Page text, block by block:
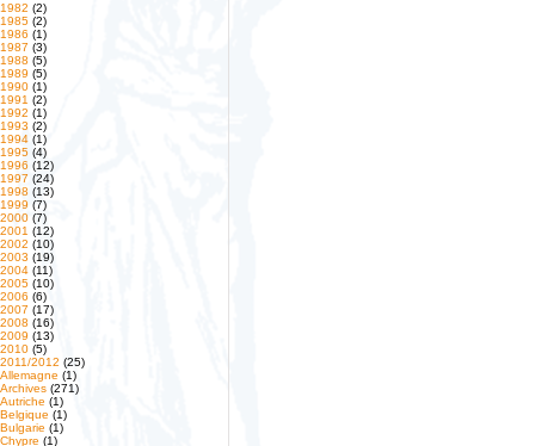
1982 (2)
1985 (2)
1986 (1)
1987 (3)
1988 (5)
1989 (5)
1990 (1)
1991 (2)
1992 (1)
1993 (2)
1994 (1)
1995 (4)
1996 (12)
1997 (24)
1998 (13)
1999 (7)
2000 (7)
2001 (12)
2002 (10)
2003 (19)
2004 (11)
2005 (10)
2006 (6)
2007 (17)
2008 (16)
2009 (13)
2010 (5)
2011/2012 (25)
Allemagne (1)
Archives (271)
Autriche (1)
Belgique (1)
Bulgarie (1)
Chypre (1)